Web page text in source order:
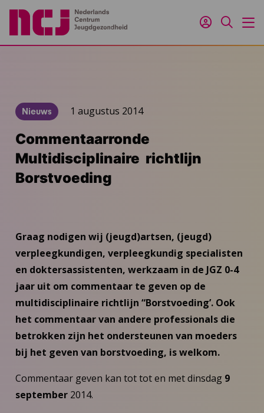
Inloggen
Zoeken
Nieuws 1 augustus 2014
Commentaarronde
Multidisciplinaire richtlijn
Borstvoeding
Graag nodigen wij (jeugd)artsen, (jeugd)
verpleegkundigen, verpleegkundig specialisten
en doktersassistenten, werkzaam in de JGZ 0-4
jaar uit om commentaar te geven op de
multidisciplinaire richtlijn “Borstvoeding’. Ook
het commentaar van andere professionals die
betrokken zijn het ondersteunen van moeders
bij het geven van borstvoeding, is welkom.
Commentaar geven kan tot tot en met dinsdag 9
september2014.